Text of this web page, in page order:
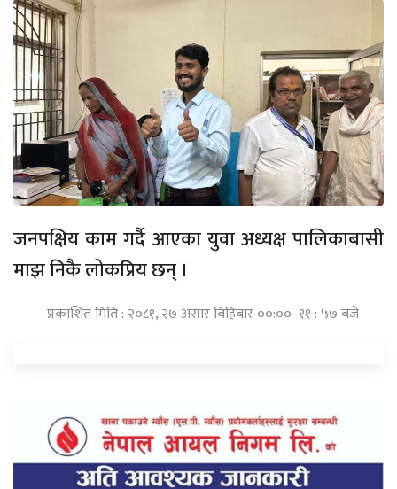
जनपक्षिय काम गर्दै आएका युवा अध्यक्ष पालिकाबासी
माझ निकै लोकप्रिय छन् ।
प्रकाशित मिति : २०८१, २७ असार बिहिबार ००:०० ११ : ५७ बजे